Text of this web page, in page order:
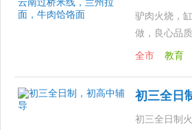
驴肉火烧，
做，良心品
全市 教育
初三全日
初三全日制